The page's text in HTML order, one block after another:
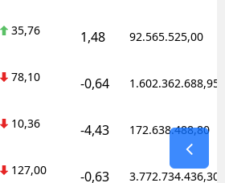
35,76 1,48 92.565.525,00
78,10 -0,64 1.602.362.688,95
10,36 -4,43 172.638.488,80
127,00 -0,63 3.772.734.436,30